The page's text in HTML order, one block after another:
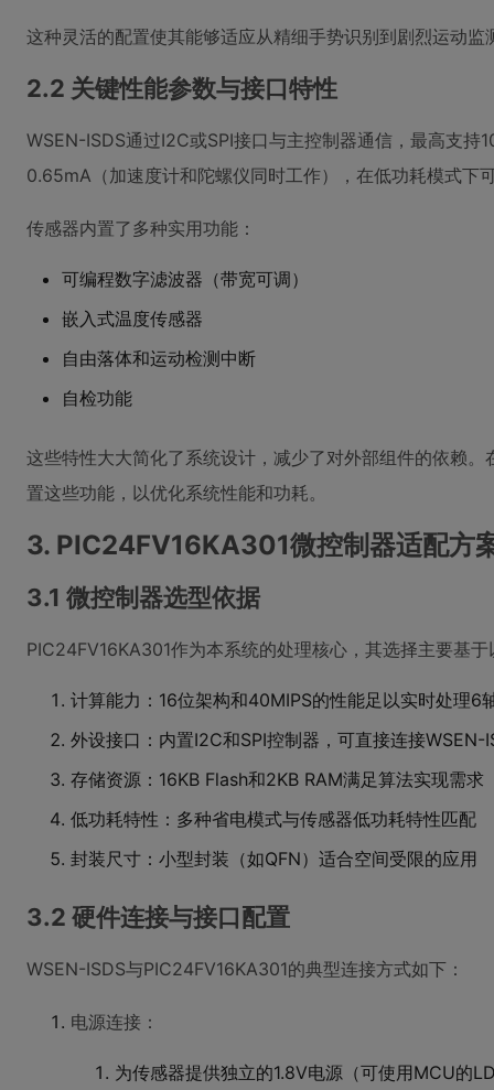
这种灵活的配置使其能够适应从精细手势识别到剧烈运动监
2.2 关键性能参数与接口特性
WSEN-ISDS通过I2C或SPI接口与主控制器通信，最高支持
0.65mA（加速度计和陀螺仪同时工作），在低功耗模式下
传感器内置了多种实用功能：
可编程数字滤波器（带宽可调）
嵌入式温度传感器
自由落体和运动检测中断
自检功能
这些特性大大简化了系统设计，减少了对外部组件的依赖
置这些功能，以优化系统性能和功耗。
3. PIC24FV16KA301微控制器适配方
3.1 微控制器选型依据
PIC24FV16KA301作为本系统的处理核心，其选择主要基
计算能力：16位架构和40MIPS的性能足以实时处理6
外设接口：内置I2C和SPI控制器，可直接连接WSEN-
存储资源：16KB Flash和2KB RAM满足算法实现需求
低功耗特性：多种省电模式与传感器低功耗特性匹配
封装尺寸：小型封装（如QFN）适合空间受限的应用
3.2 硬件连接与接口配置
WSEN-ISDS与PIC24FV16KA301的典型连接方式如下：
电源连接：
为传感器提供独立的1.8V电源（可使用MCU的